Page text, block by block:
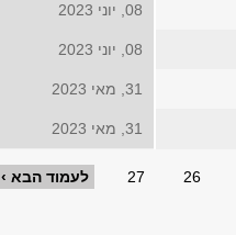
08, יוני 2023
08, יוני 2023
31, מאי 2023
31, מאי 2023
26
27 לעמוד הבא ›